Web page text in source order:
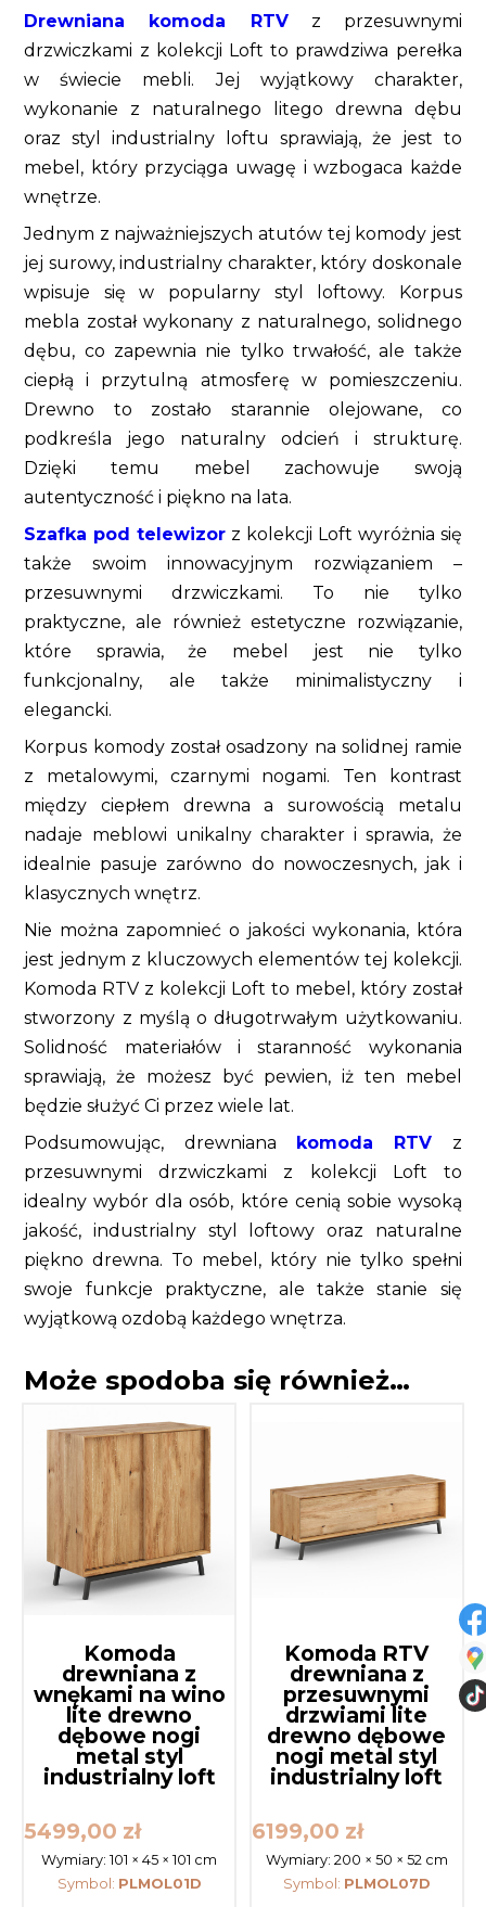
Drewniana komoda RTVz przesuwnymi
drzwiczkami z kolekcji Loft to prawdziwa perełka
w świecie mebli. Jej wyjątkowy charakter,
wykonanie z naturalnego litego drewna dębu
oraz styl industrialny loftu sprawiają, że jest to
mebel, który przyciąga uwagę i wzbogaca każde
wnętrze.
Jednym z najważniejszych atutów tej komody jest
jej surowy, industrialny charakter, który doskonale
wpisuje się w popularny styl loftowy. Korpus
mebla został wykonany z naturalnego, solidnego
dębu, co zapewnia nie tylko trwałość, ale także
ciepłą i przytulną atmosferę w pomieszczeniu.
Drewno to zostało starannie olejowane, co
podkreśla jego naturalny odcień i strukturę.
Dzięki temu mebel zachowuje swoją
autentyczność i piękno na lata.
Szafka pod telewizor z kolekcji Loft wyróżnia się
także swoim innowacyjnym rozwiązaniem –
przesuwnymi drzwiczkami. To nie tylko
praktyczne, ale również estetyczne rozwiązanie,
które sprawia, że mebel jest nie tylko
funkcjonalny, ale także minimalistyczny i
elegancki.
Korpus komody został osadzony na solidnej ramie
z metalowymi, czarnymi nogami. Ten kontrast
między ciepłem drewna a surowością metalu
nadaje meblowi unikalny charakter i sprawia, że
idealnie pasuje zarówno do nowoczesnych, jak i
klasycznych wnętrz.
Nie można zapomnieć o jakości wykonania, która
jest jednym z kluczowych elementów tej kolekcji.
Komoda RTV z kolekcji Loft to mebel, który został
stworzony z myślą o długotrwałym użytkowaniu.
Solidność materiałów i staranność wykonania
sprawiają, że możesz być pewien, iż ten mebel
będzie służyć Ci przez wiele lat.
Podsumowując, drewniana
komoda RTV z
przesuwnymi drzwiczkami z kolekcji Loft to
idealny wybór dla osób, które cenią sobie wysoką
jakość, industrialny styl loftowy oraz naturalne
piękno drewna. To mebel, który nie tylko spełni
swoje funkcje praktyczne, ale także stanie się
wyjątkową ozdobą każdego wnętrza.
Może spodoba się również…
Komoda
drewniana z
wnękami na wino
lite drewno
dębowe nogi
metal styl
industrialny loft
5499,00 zł
Wymiary:101 × 45 × 101 cm
Symbol: PLMOL01D
Komoda RTV
drewniana z
przesuwnymi
drzwiami lite
drewno dębowe
nogi metal styl
industrialny loft
6199,00 zł
Wymiary: 200 × 50 × 52 cm
Symbol: PLMOL07D